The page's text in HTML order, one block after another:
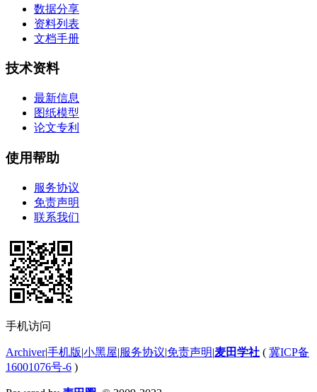
数据分享
资料列表
文档手册
技术资料
最新信息
图纸模型
论文专利
使用帮助
服务协议
免责声明
联系我们
手机访问
Archiver|手机版|小黑屋|服务协议|免责声明|麦田学社 ( 冀ICP备
16001076号-6 )